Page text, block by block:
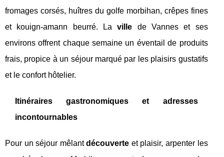
fromages corsés, huîtres du golfe morbihan, crêpes fines
et kouign-amann beurré. Laville de Vannes et ses
environs offrent chaque semaine un éventail de produits
frais, propice à un séjour marqué par les plaisirs gustatifs
et le confort hôtelier.
Itinéraires gastronomiques et adresses
incontournables
Pour un séjour mêlantdécouverte et plaisir, arpenter les